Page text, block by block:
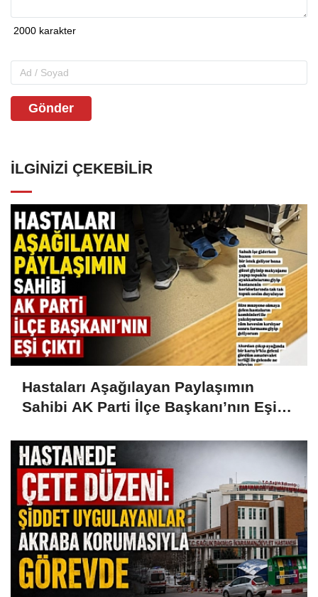
Gönder
İLGINIZI ÇEKEBILIR
Hastaları Aşağılayan Paylaşımın
Sahibi AK Parti İlçe Başkanı’nın Eşi